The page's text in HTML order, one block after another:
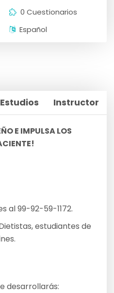
0 Cuestionarios
Español
Instructor
E IMPULSA LOS
al 99-92-59-1172.
estudiantes de
desarrollarás: